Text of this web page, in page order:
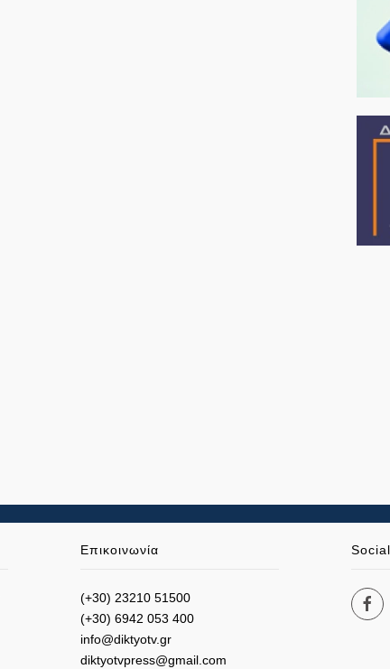
Επικοινωνία
(+30) 23210 51500
(+30) 6942 053 400
info@diktyotv.gr
diktyotvpress@gmail.com
Social